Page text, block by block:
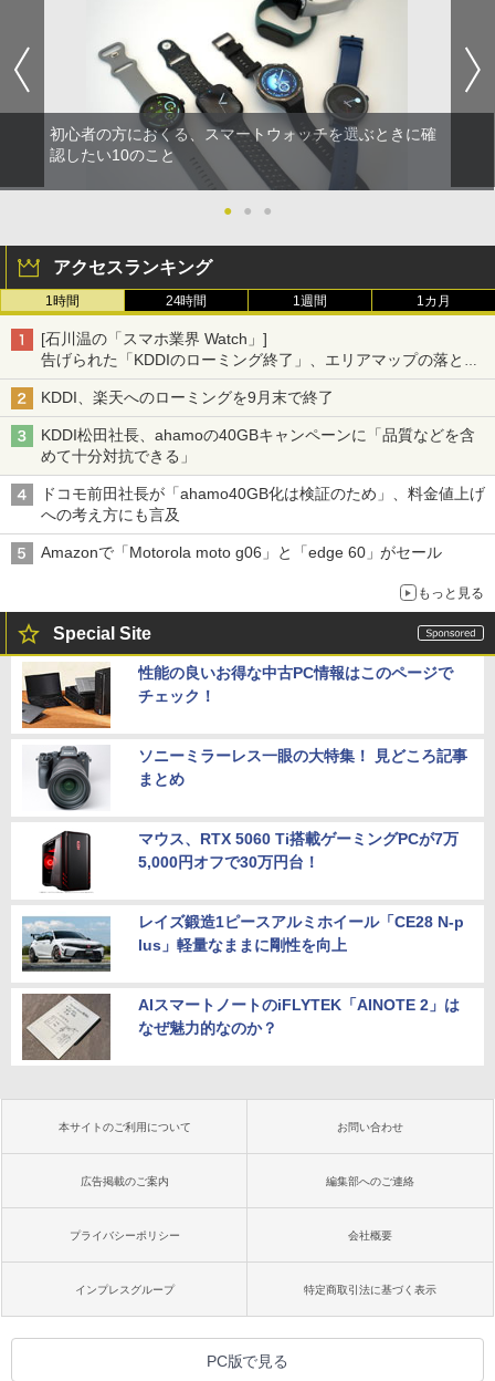
初心者の方におくる、スマートウォッチを選ぶときに確
認したい10のこと
● ● ●
アクセスランキング
1時間 24時間 1週間 1カ月
[石川温の「スマホ業界 Watch」]
告げられた「KDDIのローミング終了」、エリアマップの落とし
穴と楽天モバイルの課題
KDDI、楽天へのローミングを9月末で終了
KDDI松田社長、ahamoの40GBキャンペーンに「品質などを含
めて十分対抗できる」
ドコモ前田社長が「ahamo40GB化は検証のため」、料金値上げ
への考え方にも言及
Amazonで「Motorola moto g06」と「edge 60」がセール
もっと見る
Special Site
性能の良いお得な中古PC情報はこのページで
チェック！
ソニーミラーレス一眼の大特集！ 見どころ記事
まとめ
マウス、RTX 5060 Ti搭載ゲーミングPCが7万
5,000円オフで30万円台！
レイズ鍛造1ピースアルミホイール「CE28 N-p
lus」軽量なままに剛性を向上
AIスマートノートのiFLYTEK「AINOTE 2」は
なぜ魅力的なのか？
本サイトのご利用について お問い合わせ
広告掲載のご案内 編集部へのご連絡
プライバシーポリシー 会社概要
インプレスグループ 特定商取引法に基づく表示
PC版で見る